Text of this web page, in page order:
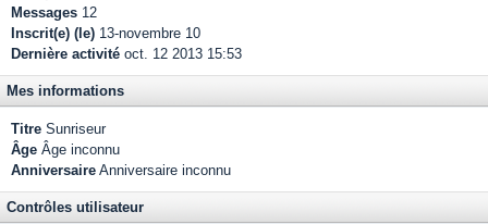
Messages 12
Inscrit(e) (le) 13-novembre 10
Dernière activité oct. 12 2013 15:53
Mes informations
Titre Sunriseur
Âge Âge inconnu
Anniversaire Anniversaire inconnu
Contrôles utilisateur